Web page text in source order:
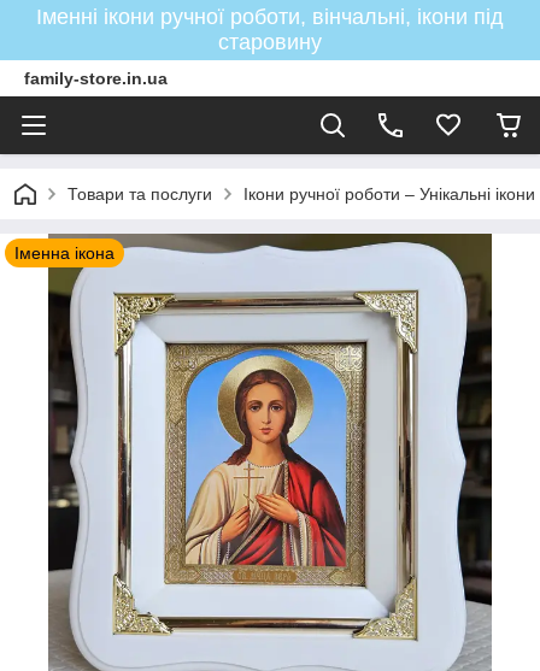
Іменні ікони ручної роботи, вінчальні, ікони під
старовину
family-store.in.ua
Товари та послуги Ікони ручної роботи – Унікальні
Іменна ікона